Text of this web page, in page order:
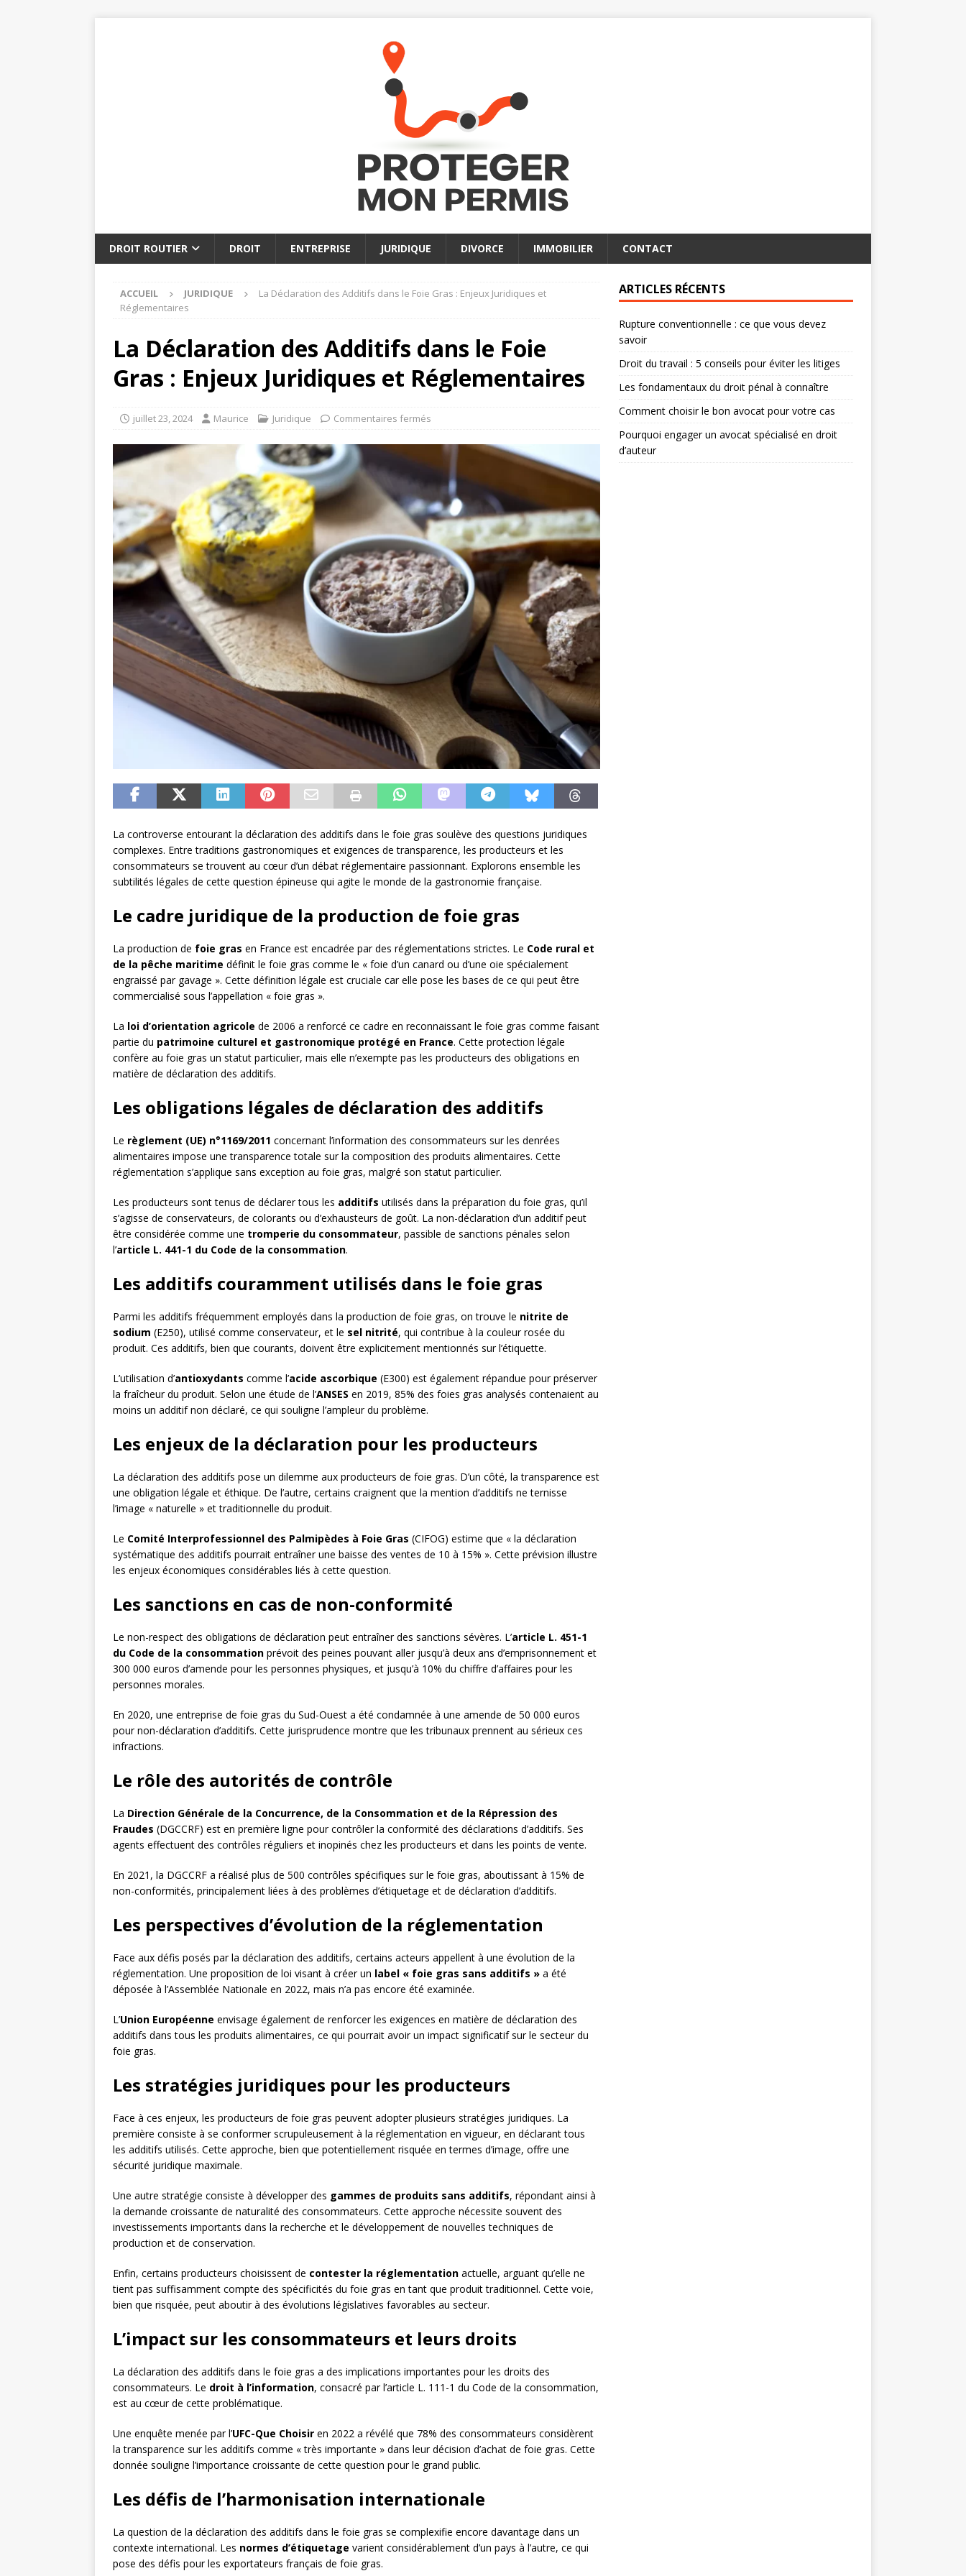
DROIT ROUTIER DROIT ENTREPRISE JURIDIQUE DIVORCE IMMOBILIER CONTACT
ACCUEIL JURIDIQUE
La Déclaration des Additifs dans le Foie Gras : Enjeux Juridiques et
Réglementaires
La Déclaration des Additifs dans le Foie
Gras : Enjeux Juridiques et Réglementaires
juillet 23, 2024 Maurice Juridique Commentaires fermés
La controverse entourant la déclaration des additifs dans le foie gras soulève des questions juridiques
complexes. Entre traditions gastronomiques et exigences de transparence, les producteurs et les
consommateurs se trouvent au cœur d’un débat réglementaire passionnant. Explorons ensemble les
subtilités légales de cette question épineuse qui agite le monde de la gastronomie française.
Le cadre juridique de la production de foie gras
La production de foie gras en France est encadrée par des réglementations strictes. Le Code rural et
de la pêche maritime définit le foie gras comme le « foie d’un canard ou d’une oie spécialement
engraissé par gavage ». Cette définition légale est cruciale car elle pose les bases de ce qui peut être
commercialisé sous l’appellation « foie gras ».
La loi d’orientation agricole de 2006 a renforcé ce cadre en reconnaissant le foie gras comme faisant
partie du patrimoine culturel et gastronomique protégé en France. Cette protection légale
confère au foie gras un statut particulier, mais elle n’exempte pas les producteurs des obligations en
matière de déclaration des additifs.
Les obligations légales de déclaration des additifs
Le règlement (UE) n°1169/2011 concernant l’information des consommateurs sur les denrées
alimentaires impose une transparence totale sur la composition des produits alimentaires. Cette
réglementation s’applique sans exception au foie gras, malgré son statut particulier.
Les producteurs sont tenus de déclarer tous les additifs utilisés dans la préparation du foie gras, qu’il
s’agisse de conservateurs, de colorants ou d’exhausteurs de goût. La non-déclaration d’un additif peut
être considérée comme une tromperie du consommateur, passible de sanctions pénales selon
l’article L. 441-1 du Code de la consommation.
Les additifs couramment utilisés dans le foie gras
Parmi les additifs fréquemment employés dans la production de foie gras, on trouve le nitrite de
sodium (E250), utilisé comme conservateur, et le sel nitrité, qui contribue à la couleur rosée du
produit. Ces additifs, bien que courants, doivent être explicitement mentionnés sur l’étiquette.
L’utilisation d’antioxydants comme l’acide ascorbique (E300) est également répandue pour préserver
la fraîcheur du produit. Selon une étude de l’ANSES en 2019, 85% des foies gras analysés contenaient au
moins un additif non déclaré, ce qui souligne l’ampleur du problème.
Les enjeux de la déclaration pour les producteurs
La déclaration des additifs pose un dilemme aux producteurs de foie gras. D’un côté, la transparence est
une obligation légale et éthique. De l’autre, certains craignent que la mention d’additifs ne ternisse
l’image « naturelle » et traditionnelle du produit.
Le Comité Interprofessionnel des Palmipèdes à Foie Gras (CIFOG) estime que « la déclaration
systématique des additifs pourrait entraîner une baisse des ventes de 10 à 15% ». Cette prévision illustre
les enjeux économiques considérables liés à cette question.
Les sanctions en cas de non-conformité
Le non-respect des obligations de déclaration peut entraîner des sanctions sévères. L’article L. 451-1
du Code de la consommation prévoit des peines pouvant aller jusqu’à deux ans d’emprisonnement et
300 000 euros d’amende pour les personnes physiques, et jusqu’à 10% du chiffre d’affaires pour les
personnes morales.
En 2020, une entreprise de foie gras du Sud-Ouest a été condamnée à une amende de 50 000 euros
pour non-déclaration d’additifs. Cette jurisprudence montre que les tribunaux prennent au sérieux ces
infractions.
Le rôle des autorités de contrôle
La Direction Générale de la Concurrence, de la Consommation et de la Répression des
Fraudes (DGCCRF) est en première ligne pour contrôler la conformité des déclarations d’additifs. Ses
agents effectuent des contrôles réguliers et inopinés chez les producteurs et dans les points de vente.
En 2021, la DGCCRF a réalisé plus de 500 contrôles spécifiques sur le foie gras, aboutissant à 15% de
non-conformités, principalement liées à des problèmes d’étiquetage et de déclaration d’additifs.
Les perspectives d’évolution de la réglementation
Face aux défis posés par la déclaration des additifs, certains acteurs appellent à une évolution de la
réglementation. Une proposition de loi visant à créer un label « foie gras sans additifs » a été
déposée à l’Assemblée Nationale en 2022, mais n’a pas encore été examinée.
L’Union Européenne envisage également de renforcer les exigences en matière de déclaration des
additifs dans tous les produits alimentaires, ce qui pourrait avoir un impact significatif sur le secteur du
foie gras.
Les stratégies juridiques pour les producteurs
Face à ces enjeux, les producteurs de foie gras peuvent adopter plusieurs stratégies juridiques. La
première consiste à se conformer scrupuleusement à la réglementation en vigueur, en déclarant tous
les additifs utilisés. Cette approche, bien que potentiellement risquée en termes d’image, offre une
sécurité juridique maximale.
Une autre stratégie consiste à développer des gammes de produits sans additifs, répondant ainsi à
la demande croissante de naturalité des consommateurs. Cette approche nécessite souvent des
investissements importants dans la recherche et le développement de nouvelles techniques de
production et de conservation.
Enfin, certains producteurs choisissent de contester la réglementation actuelle, arguant qu’elle ne
tient pas suffisamment compte des spécificités du foie gras en tant que produit traditionnel. Cette voie,
bien que risquée, peut aboutir à des évolutions législatives favorables au secteur.
L’impact sur les consommateurs et leurs droits
La déclaration des additifs dans le foie gras a des implications importantes pour les droits des
consommateurs. Le droit à l’information, consacré par l’article L. 111-1 du Code de la consommation,
est au cœur de cette problématique.
Une enquête menée par l’UFC-Que Choisir en 2022 a révélé que 78% des consommateurs considèrent
la transparence sur les additifs comme « très importante » dans leur décision d’achat de foie gras. Cette
donnée souligne l’importance croissante de cette question pour le grand public.
Les défis de l’harmonisation internationale
La question de la déclaration des additifs dans le foie gras se complexifie encore davantage dans un
contexte international. Les normes d’étiquetage varient considérablement d’un pays à l’autre, ce qui
pose des défis pour les exportateurs français de foie gras.
ARTICLES RÉCENTS
Rupture conventionnelle : ce que vous devez
savoir
Droit du travail : 5 conseils pour éviter les litiges
Les fondamentaux du droit pénal à connaître
Comment choisir le bon avocat pour votre cas
Pourquoi engager un avocat spécialisé en droit
d’auteur